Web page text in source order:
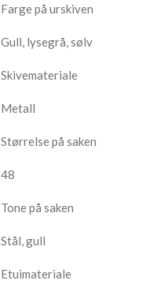
Farge på urskiven
Gull, lysegrå, sølv
Skivemateriale
Metall
Størrelse på saken
48
Tone på saken
Stål, gull
Etuimateriale